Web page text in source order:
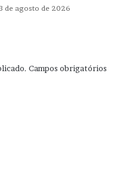
de agosto de 2026
Campos obrigatórios